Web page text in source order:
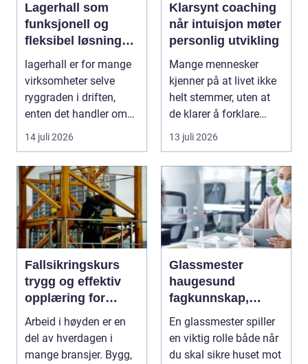
Lagerhall som
funksjonell og
fleksibel løsning
for næring og
landbruk
lagerhall er for mange
virksomheter selve
ryggraden i driften,
enten det handler om
landbruk, indust...
14 juli 2026
Klarsynt coaching
når intuisjon møter
personlig utvikling
Mange mennesker
kjenner på at livet ikke
helt stemmer, uten at
de klarer å forklare
hvorfor. De har ...
13 juli 2026
Fallsikringskurs
trygg og effektiv
opplæring for
arbeid i høyden
Arbeid i høyden er en
del av hverdagen i
mange bransjer. Bygg,
Glassmester
haugesund
fagkunnskap,
trygghet og gode
løsninger i glass
En glassmester spiller
en viktig rolle både når
du skal sikre huset mot